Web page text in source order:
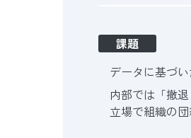
課題
データに基づ
内部では「撤
立場で組織の